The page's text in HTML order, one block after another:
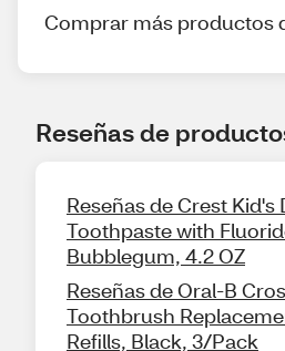
Comprar más productos
Reseñas de
Reseñas de Crest Kid's
Toothpaste with
Bubblegum, 4.2 OZ
Reseñas de Oral-B
Toothbrush
Refills, Black, 3/Pack